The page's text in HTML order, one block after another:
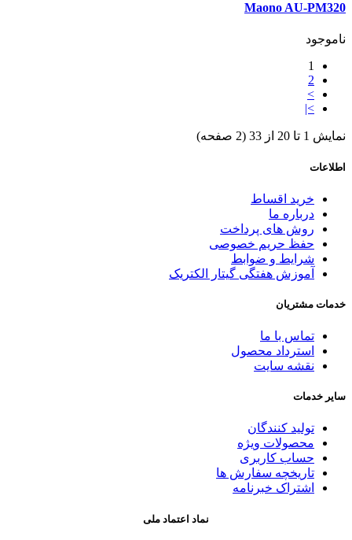
Maono AU-PM320
ناموجود
1
2
>
>|
نمایش 1 تا 20 از 33 (2 صفحه)
اطلاعات
خرید اقساط
درباره ما
روش های پرداخت
حفظ حریم خصوصی
شرایط و ضوابط
آموزش هفتگی گیتار الکتریک
خدمات مشتریان
تماس با ما
استرداد محصول
نقشه سایت
سایر خدمات
تولید کنندگان
محصولات ویژه
حساب کاربری
تاریخچه سفارش ها
اشتراک خبرنامه
نماد اعتماد ملی